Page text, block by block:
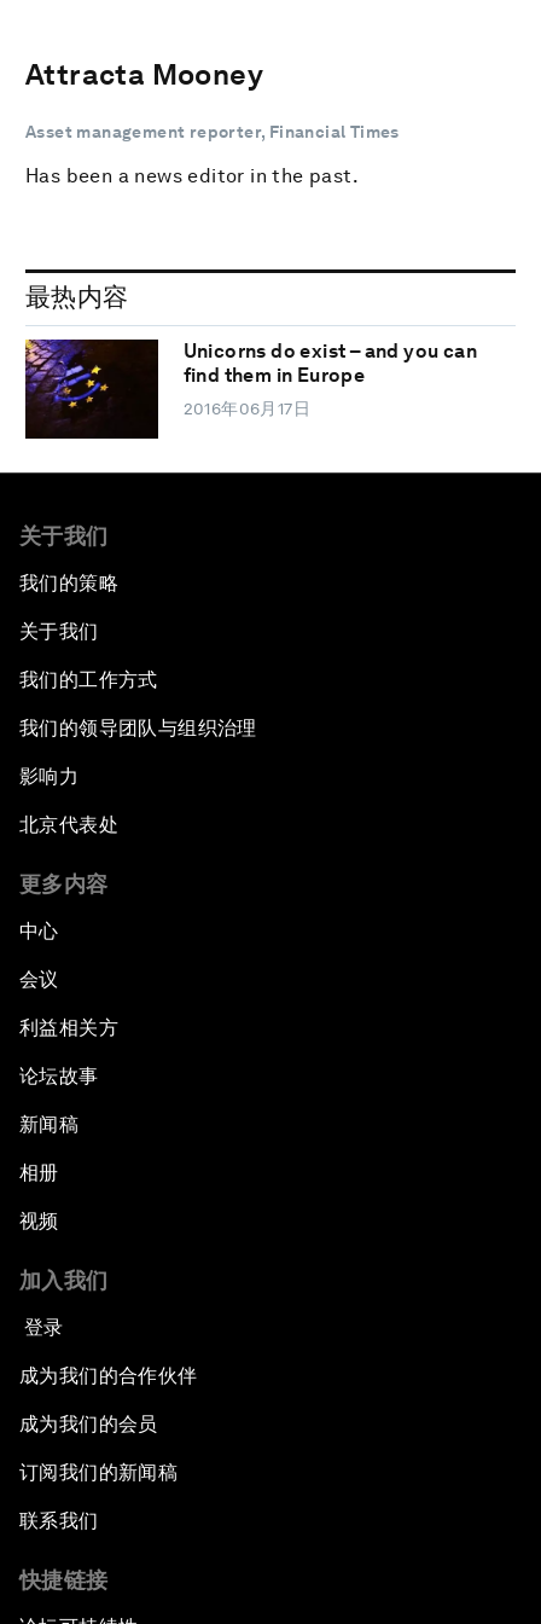
Attracta Mooney
Asset management reporter, Financial Times
Has been a news editor in the past.
最热内容
Unicorns do exist – and you can
find them in Europe
2016年06月17日
关于我们
我们的策略
关于我们
我们的工作方式
我们的领导团队与组织治理
影响力
北京代表处
更多内容
中心
会议
利益相关方
论坛故事
新闻稿
相册
视频
加入我们
登录
成为我们的合作伙伴
成为我们的会员
订阅我们的新闻稿
联系我们
快捷链接